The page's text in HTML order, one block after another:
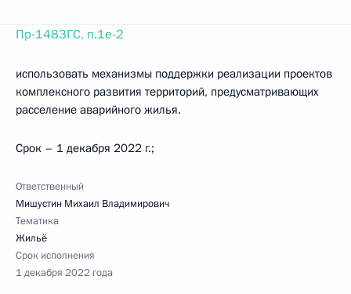
Пр-1483ГС, п.1е-2
использовать механизмы поддержки реализации проектов
комплексного развития территорий, предусматривающих
расселение аварийного жилья.
Срок – 1 декабря 2022 г.;
Ответственный
Мишустин Михаил Владимирович
Тематика
Жильё
Срок исполнения
1 декабря 2022 года